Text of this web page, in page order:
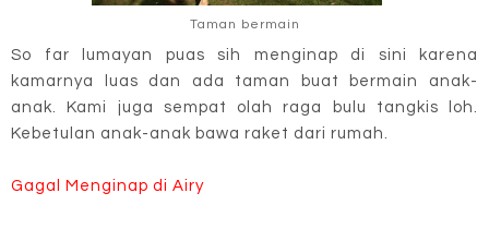
Taman bermain
So far lumayan puas sih menginap di sini karena
kamarnya luas dan ada taman buat bermain anak-
anak. Kami juga sempat olah raga bulu tangkis loh.
Kebetulan anak-anak bawa raket dari rumah.
Gagal Menginap di Airy